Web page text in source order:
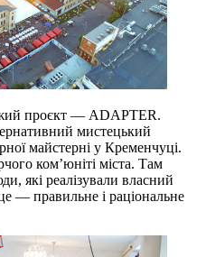
проєкт — ADAPTER.
мистецький
майстерні у Кременчуці.
ком’юніті міста. Там
які реалізували власний
— правильне і раціональне